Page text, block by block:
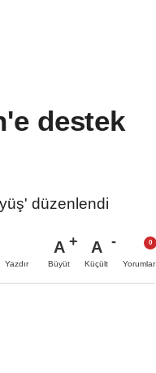
destek
düzenlendi
Yazdır
A
Büyüt
A
Küçült Yorumlar